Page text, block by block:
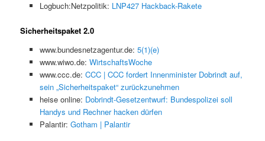
Logbuch:Netzpolitik: LNP427 Hackback-Rakete
Sicherheitspaket 2.0
www.bundesnetzagentur.de: 5(1)(e)
www.wiwo.de: WirtschaftsWoche
www.ccc.de: CCC | CCC fordert Innenminister Dobrindt auf,
sein „Sicherheitspaket“ zurückzunehmen
heise online: Dobrindt-Gesetzentwurf: Bundespolizei soll
Handys und Rechner hacken dürfen
Palantir: Gotham | Palantir